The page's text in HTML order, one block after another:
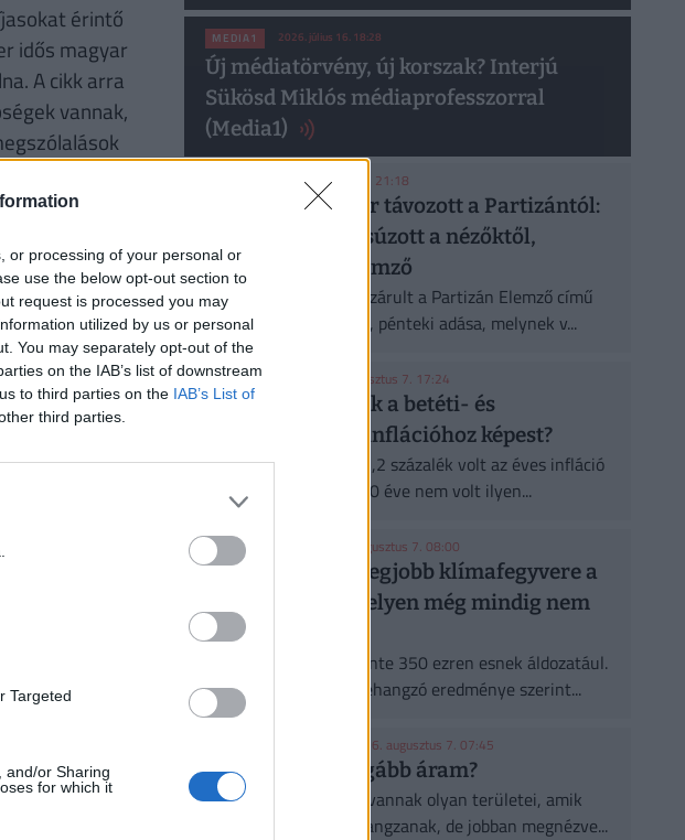
or processing of your personal or
use the below opt-out section to
request is processed you may
utilized by us or personal
You may separately opt-out of the
on the IAB’s list of downstream
to third parties on the IAB’s List of
third parties.
Targeted
and/or Sharing
for which it
érintő
idős magyar
A cikk arra
vannak,
nagy
és
ők
a
iránt is
A
minden
MEDIA1 2026. július 16. 18:28
Új médiatörvény, új korszak? Interjú
Sükösd Miklós médiaprofesszorral
(Media1)
| 2026. augusztus 7. 21:18
Újabb kulcsember távozott a Partizántól:
Benyó Rita elbúcsúzott a nézőktől,
megszűnik az Elemző
Váratlan pillanatokkal zárult a Partizán Elemző című
műsorának legfrissebb, pénteki adása, melynek v...
BANKMONITOR | 2026. augusztus 7. 17:24
Hogyan alakulnak a betéti- és
hitelkamatok az inflációhoz képest?
A KSH adatai alapján 1,2 százalék volt az éves infláció
júliusban. Több, mint 10 éve nem volt ilyen...
CHIKANSPLANET | 2026. augusztus 7. 08:00
A városok egyik legjobb klímafegyvere a
fa, de a legtöbb helyen még mindig nem
ültetnek eleget
A városi hőségnek évente 350 ezren esnek áldozatául.
Két friss kutatás egybehangzó eredménye szerint...
| 2026. augusztus 7. 07:45
Csúcsidőben drágább áram?
A közgazdaságtannak vannak olyan területei, amik
elsőre felháborítóan hangzanak, de jobban megnézve...